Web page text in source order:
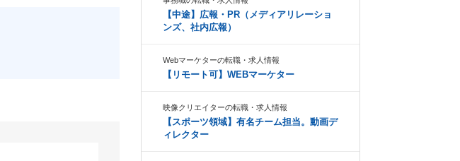
【中途】広報・PR（メディアリレーショ
ンズ、社内広報）
Webマーケターの転職・求人情報
【リモート可】WEBマーケター
映像クリエイターの転職・求人情報
【スポーツ領域】有名チーム担当。動画デ
ィレクター